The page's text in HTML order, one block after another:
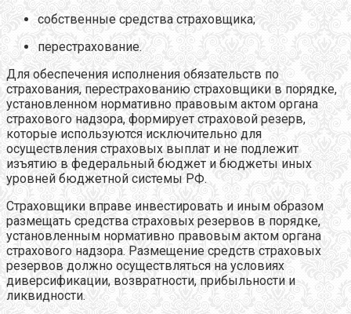
собственные средства страховщика;
перестрахование.
Для обеспечения исполнения обязательств по
страхования, перестрахованию страховщики в порядке,
установленном нормативно правовым актом органа
страхового надзора, формирует страховой резерв,
которые используются исключительно для
осуществления страховых выплат и не подлежит
изъятию в федеральный бюджет и бюджеты иных
уровней бюджетной системы РФ.
Страховщики вправе инвестировать и иным образом
размещать средства страховых резервов в порядке,
установленным нормативно правовым актом органа
страхового надзора. Размещение средств страховых
резервов должно осуществляться на условиях
диверсификации, возвратности, прибыльности и
ликвидности.